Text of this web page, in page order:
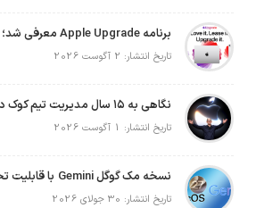
تاریخ انتشار: 2 آگوست 2026
نگاهی به ۱۵ سال مدیریت تیم کوک در اپل
تاریخ انتشار: 1 آگوست 2026
تاریخ انتشار: 30 جولای 2026